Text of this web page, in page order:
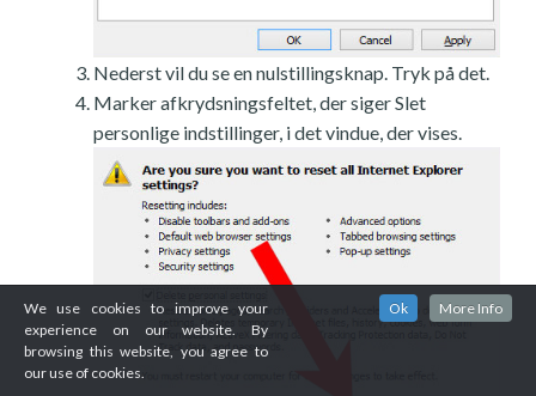
Nederst vil du se en nulstillingsknap. Tryk på det.
Marker afkrydsningsfeltet, der siger Slet
personlige indstillinger, i det vindue, der vises.
We use cookies to improve your
experience on our website. By
browsing this website, you agree to
our use of cookies.
Ok More Info